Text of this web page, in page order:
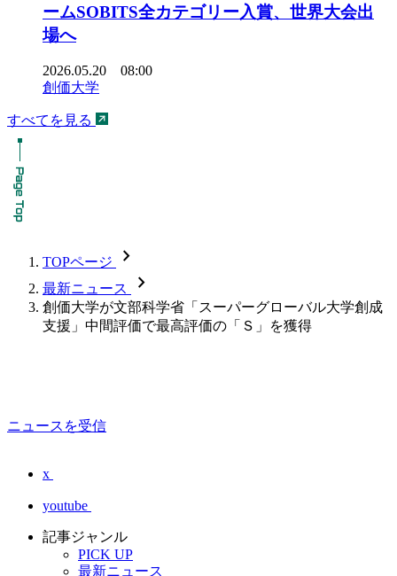
ームSOBITS全カテゴリー入賞、世界大会出
場へ
2026.05.20 08:00
創価大学
すべてを見る
TOPページ chevron_forward
最新ニュース chevron_forward
創価大学が文部科学省「スーパーグローバル大学創成
支援」中間評価で最高評価の「Ｓ」を獲得
ニュースを受信
x
youtube
記事ジャンル
PICK UP
最新ニュース